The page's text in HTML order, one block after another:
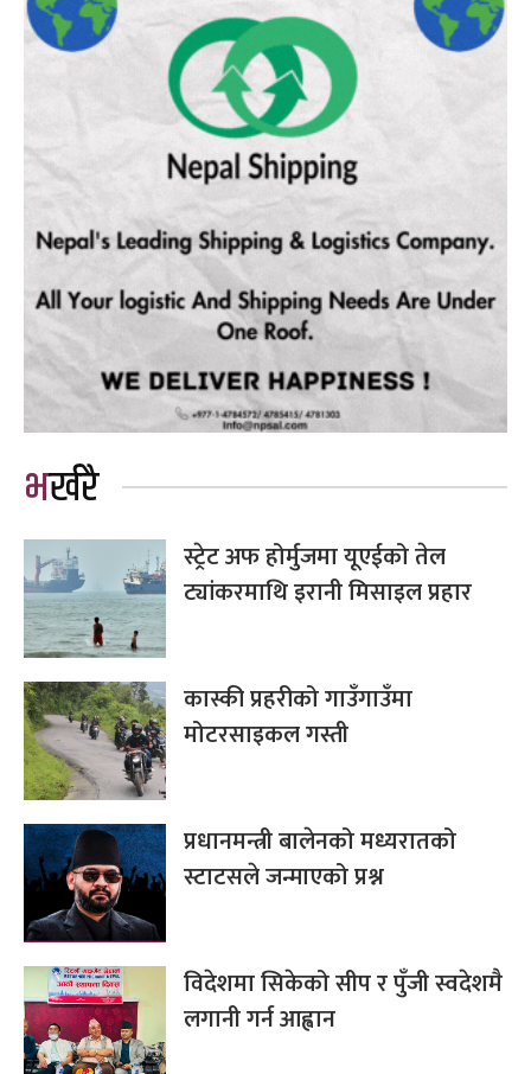
भर्खरै
स्ट्रेट अफ होर्मुजमा यूएईको तेल
ट्यांकरमाथि इरानी मिसाइल प्रहार
कास्की प्रहरीको गाउँगाउँमा
मोटरसाइकल गस्ती
प्रधानमन्त्री बालेनको मध्यरातको
स्टाटसले जन्माएको प्रश्न
विदेशमा सिकेको सीप र पुँजी स्वदेशमै
लगानी गर्न आह्वान